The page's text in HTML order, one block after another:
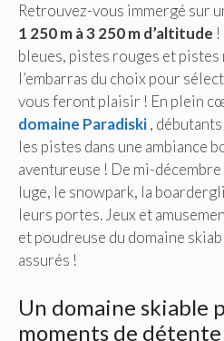
Retrouvez-vous immergé sur
1 250 m à 3 250 m d’altitude
bleues, pistes rouges et pistes
l’embarras du choix pour
vous feront plaisir ! En plein
domaine Paradiski,
les pistes dans une ambiance
aventureuse ! De mi-
luge, le snowpark, la
leurs portes. Jeux et
et poudreuse du domaine
assurés !
Un domaine skiable
moments de